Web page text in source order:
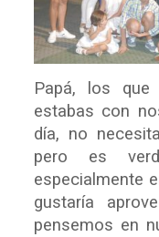
Papá, los
estabas con
día, no
pero es
especialmente
gustaría
pensemos en